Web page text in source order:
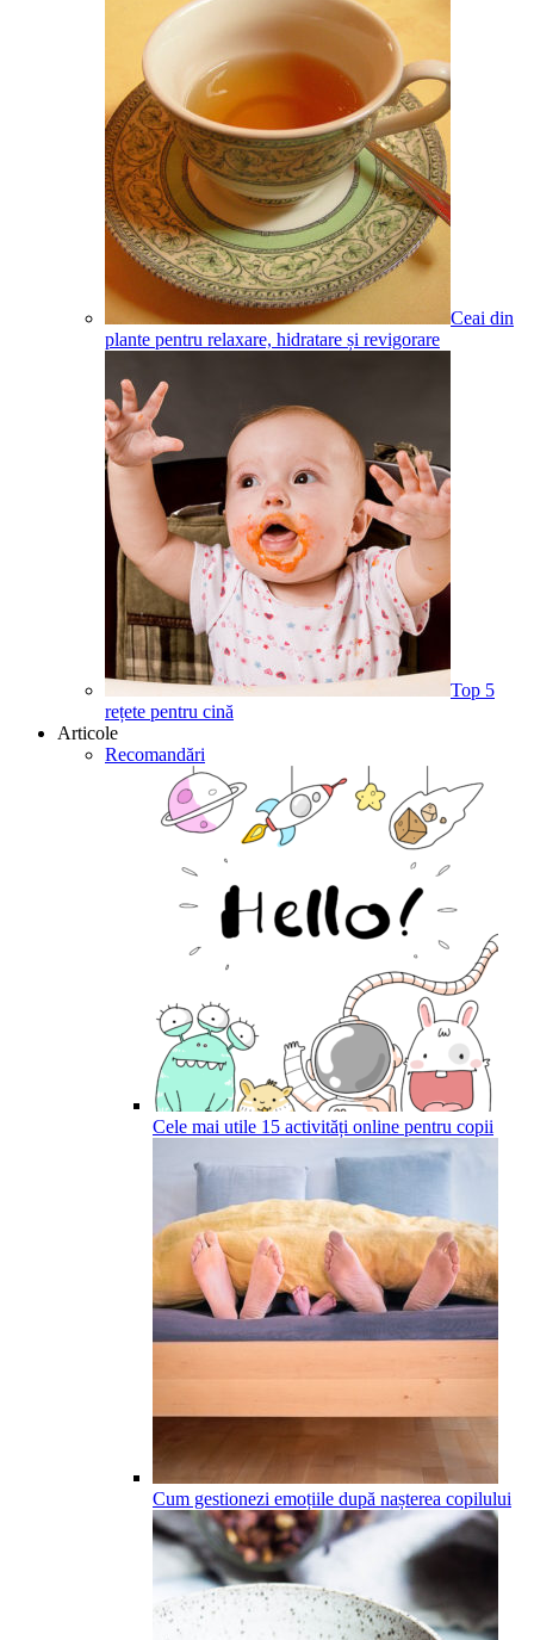
Ceai din
plante pentru relaxare, hidratare și revigorare
Top 5
rețete pentru cină
Articole
Recomandări
Cele mai utile 15 activități online pentru copii
Cum gestionezi emoțiile după nașterea copilului